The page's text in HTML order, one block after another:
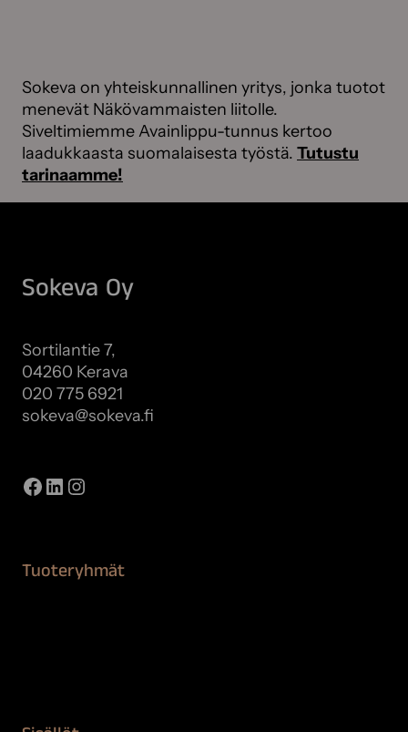
Sokeva on yhteiskunnallinen yritys, jonka tuotot
menevät Näkövammaisten liitolle.
Siveltimiemme Avainlippu-tunnus kertoo
laadukkaasta suomalaisesta työstä. Tutustu
tarinaamme!
Sokeva Oy
Sortilantie 7,
04260 Kerava
020 775 6921
sokeva@sokeva.fi
Facebook
LinkedIn
Instagram
Tuoteryhmät